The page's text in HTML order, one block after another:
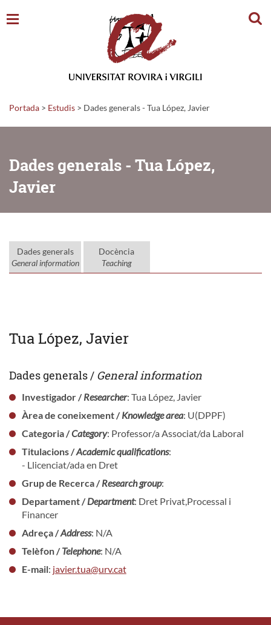
Portada > Estudis > Dades generals - Tua López, Javier
Dades generals - Tua López,
Javier
Dades generals
General information
Docència
Teaching
Tua López, Javier
Dades generals / General information
Investigador /Researcher: Tua López, Javier
Àrea de coneixement /Knowledge area: U(DPPF)
Categoria /Category: Professor/a Associat/da Laboral
Titulacions /Academic qualifications:
- Llicenciat/ada en Dret
Grup de Recerca /Research group:
Departament /Department: Dret Privat,Processal i
Financer
Adreça /Address: N/A
Telèfon /Telephone: N/A
E-mail: javier.tua@urv.cat